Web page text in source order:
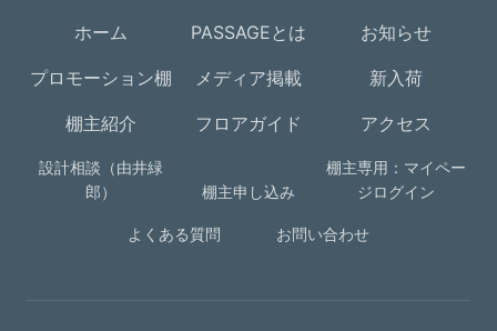
ホーム PASSAGEとは お知らせ
プロモーション棚 メディア掲載 新入荷
棚主紹介 フロアガイド アクセス
設計相談（由井緑
郎）
棚主申し込み
棚主専用：マイペー
ジログイン
よくある質問 お問い合わせ